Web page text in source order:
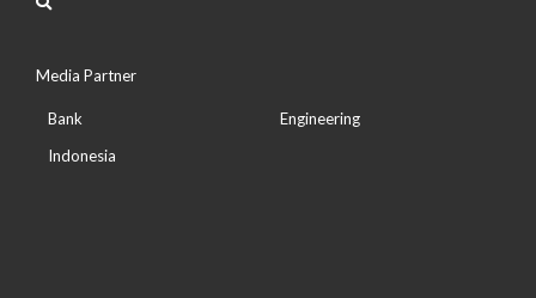
Media Partner
Bank
Indonesia
Engineering